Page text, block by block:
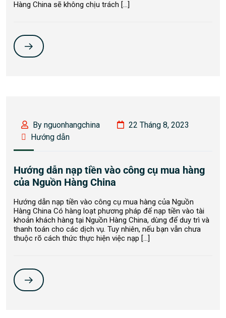
Hàng China sẽ không chịu trách […]
By nguonhangchina
22 Tháng 8, 2023
Hướng dẫn
Hướng dẫn nạp tiền vào công cụ mua hàng
của Nguồn Hàng China
Hướng dẫn nạp tiền vào công cụ mua hàng của Nguồn
Hàng China Có hàng loạt phương pháp để nạp tiền vào tài
khoản khách hàng tại Nguồn Hàng China, dùng để duy trì và
thanh toán cho các dịch vụ. Tuy nhiên, nếu bạn vẫn chưa
thuộc rõ cách thức thực hiện việc nạp […]